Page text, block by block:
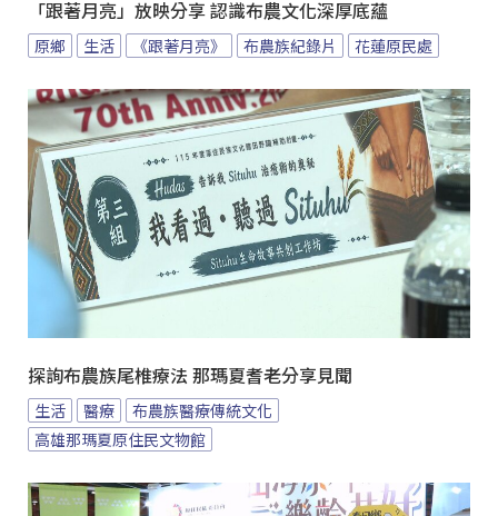
「跟著月亮」放映分享 認識布農文化深厚底蘊
原鄉 生活 《跟著月亮》 布農族紀錄片 花蓮原民處
探詢布農族尾椎療法 那瑪夏耆老分享見聞
生活 醫療
布農族醫療傳統文化
高雄那瑪夏原住民文物館